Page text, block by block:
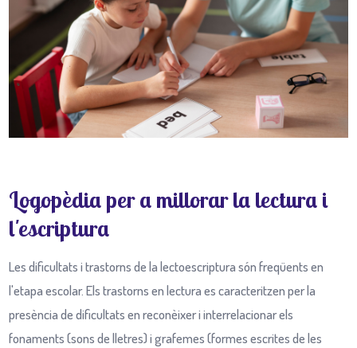
Logopèdia per a millorar la lectura i
l'escriptura
Les dificultats i trastorns de la lectoescriptura són freqüents en
l'etapa escolar. Els trastorns en lectura es caracteritzen per la
presència de dificultats en reconèixer i interrelacionar els
fonaments (sons de lletres) i grafemes (formes escrites de les